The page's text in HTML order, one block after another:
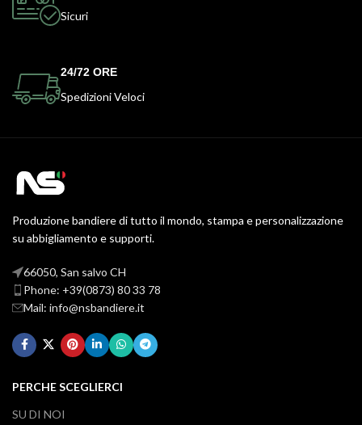
Sicuri
24/72 ORE
Spedizioni Veloci
Produzione bandiere di tutto il mondo, stampa e personalizzazione
su abbigliamento e supporti.
66050, San salvo CH
Phone: +39(0873) 80 33 78
Mail: info@nsbandiere.it
PERCHE SCEGLIERCI
SU DI NOI